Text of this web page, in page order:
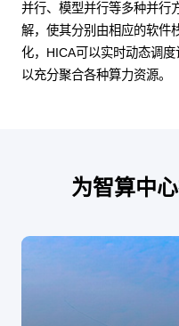
并行、模型并行等多种并行
解，使其分别由相应的软件
化，HICA可以实时动态调度
以充分聚合各种算力资源。
为智算中